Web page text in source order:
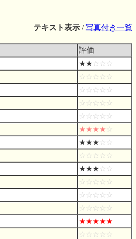
テキスト表示 /写真付き一覧
評価
★★☆☆☆
☆☆☆☆☆
☆☆☆☆☆
☆☆☆☆☆
☆☆☆☆☆
★★★★☆
★★★☆☆
☆☆☆☆☆
★★★☆☆
☆☆☆☆☆
☆☆☆☆☆
☆☆☆☆☆
★★★★★
☆☆☆☆☆